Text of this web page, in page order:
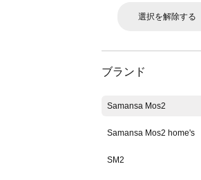
選択を解除する
ブランド
Samansa Mos2
Samansa Mos2 home's
SM2